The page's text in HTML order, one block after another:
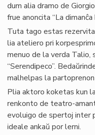
dum alia dramo de
frue anoncita “La
Tuta tago estas
lia ateliero pri
menuo de la verda Talio,
“Serendipeco”.
malhelpas la
Plia aktoro koketas kun
renkonto de teatro-
evoluigo de spertoj inter
ideale ankaŭ por lerni.